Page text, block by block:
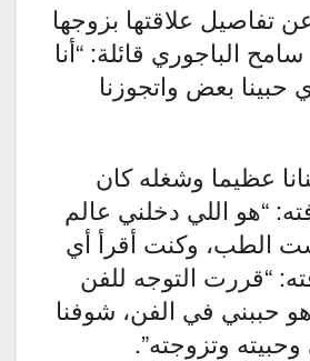
تفاصيل علاقتها بزوجها
الباجوري قائلة: “أنا
حبينا بعض واتجوزنا
عظيما وشغله كان
“هو اللي دخلني عالم
الطب، وكنت أقرأ أي
“قررت التوجه للفن
حببني في الفن، شوفنا
وتزوجته”.